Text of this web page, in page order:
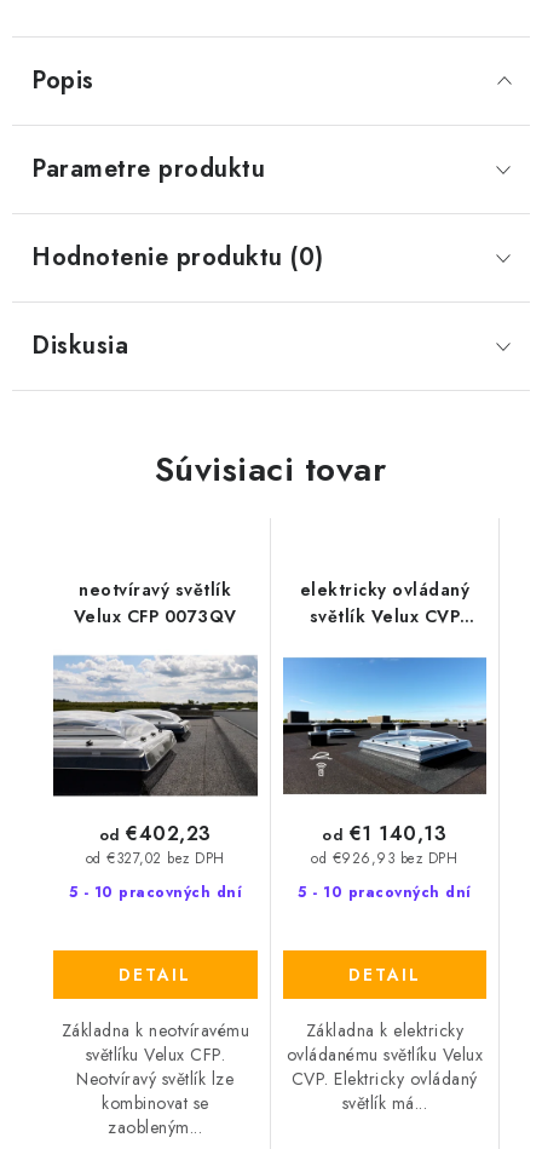
Popis
Parametre produktu
Hodnotenie produktu (0)
Diskusia
Súvisiaci tovar
neotvíravý světlík
Velux CFP 0073QV
5 - 10 pracovných dní
od €327,02 bez DPH
od €402,23
DETAIL
Základna k neotvíravému
světlíku Velux CFP.
Neotvíravý světlík lze
kombinovat se
zaobleným...
elektricky ovládaný
světlík Velux CVP
5 - 10 pracovných dní
od €926,93 bez DPH
od €1 140,13
DETAIL
Základna k elektricky
ovládanému světlíku Velux
CVP. Elektricky ovládaný
světlík má...